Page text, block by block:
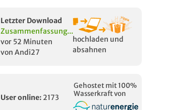
Letzter Download
Zusammenfassung...
vor 52 Minuten
von Andi27
hochladen und
absahnen
User online: 2173
Gehostet mit 100%
Wasserkraft von